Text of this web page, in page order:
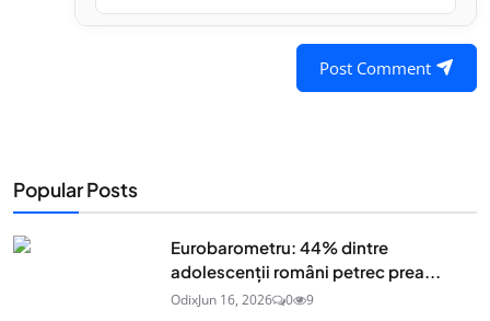
Post Comment
Popular Posts
Eurobarometru: 44% dintre
adolescenţii români petrec prea...
OdixJun 16, 2026 0 9